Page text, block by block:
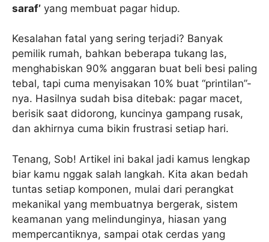
saraf’ yang membuat pagar hidup.
Kesalahan fatal yang sering terjadi? Banyak
pemilik rumah, bahkan beberapa tukang las,
menghabiskan 90% anggaran buat beli besi paling
tebal, tapi cuma menyisakan 10% buat “printilan”-
nya. Hasilnya sudah bisa ditebak: pagar macet,
berisik saat didorong, kuncinya gampang rusak,
dan akhirnya cuma bikin frustrasi setiap hari.
Tenang, Sob! Artikel ini bakal jadi kamus lengkap
biar kamu nggak salah langkah. Kita akan bedah
tuntas setiap komponen, mulai dari perangkat
mekanikal yang membuatnya bergerak, sistem
keamanan yang melindunginya, hiasan yang
mempercantiknya, sampai otak cerdas yang